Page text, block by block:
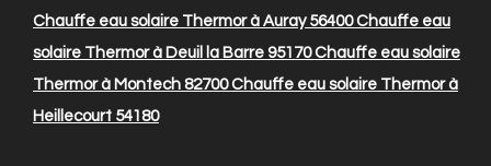
Chauffe eau solaire Thermor à Auray 56400Chauffe eau
solaire Thermor à Deuil la Barre 95170Chauffe eau solaire
Thermor à Montech 82700Chauffe eau solaire Thermor à
Heillecourt 54180